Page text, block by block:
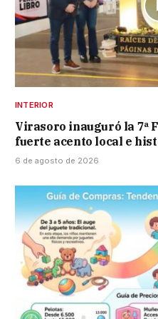
INTERIOR
Virasoro inauguró la 7ª
fuerte acento local e
6 de agosto de 2026